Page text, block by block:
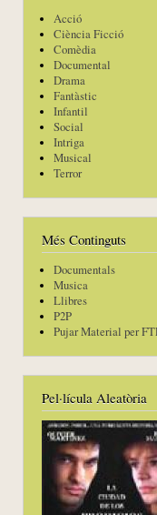
Acció
Ciència Ficció
Comèdia
Documental
Drama
Fantàstic
Infantil
Social
Intriga
Musical
Terror
Més Continguts
Documentals
Musica
Llibres
P2P
Pujar Material per
Pel·lícula Aleatòria